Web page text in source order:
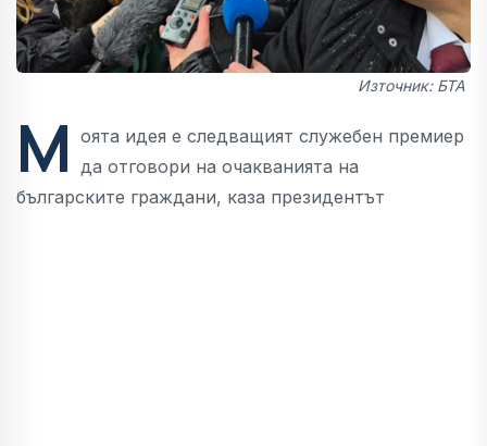
Източник: БТА
М оята идея е следващият служебен премиер
да отговори на очакванията на
българските граждани, каза президентът